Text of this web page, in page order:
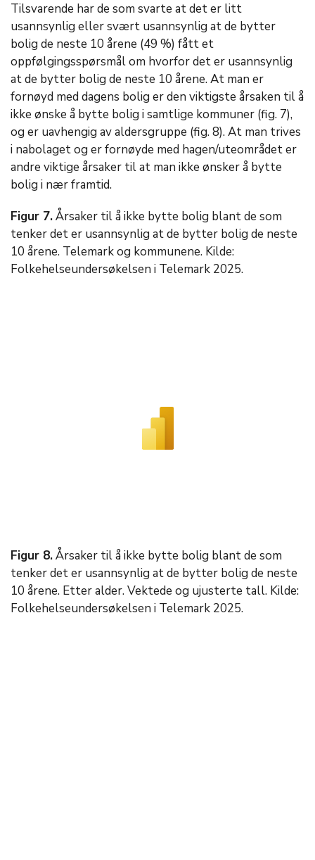
Tilsvarende har de som svarte at det er litt
usannsynlig eller svært usannsynlig at de bytter
bolig de neste 10 årene (49 %) fått et
oppfølgingsspørsmål om hvorfor det er usannsynlig
at de bytter bolig de neste 10 årene. At man er
fornøyd med dagens bolig er den viktigste årsaken til å
ikke ønske å bytte bolig i samtlige kommuner (fig. 7),
og er uavhengig av aldersgruppe (fig. 8). At man trives
i nabolaget og er fornøyde med hagen/uteområdet er
andre viktige årsaker til at man ikke ønsker å bytte
bolig i nær framtid.
Figur 7.Årsaker til å ikke bytte bolig blant de som
tenker det er usannsynlig at de bytter bolig de neste
10 årene. Telemark og kommunene. Kilde:
Folkehelseundersøkelsen i Telemark 2025.
Figur 8.Årsaker til å ikke bytte bolig blant de som
tenker det er usannsynlig at de bytter bolig de neste
10 årene. Etter alder. Vektede og ujusterte tall. Kilde:
Folkehelseundersøkelsen i Telemark 2025.